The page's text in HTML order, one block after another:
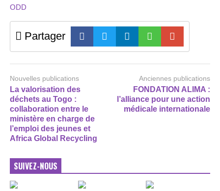
ODD
Partager
Nouvelles publications
La valorisation des
déchets au Togo :
collaboration entre le
ministère en charge de
l’emploi des jeunes et
Africa Global Recycling
Anciennes publications
FONDATION ALIMA :
l’alliance pour une action
médicale internationale
SUIVEZ-NOUS